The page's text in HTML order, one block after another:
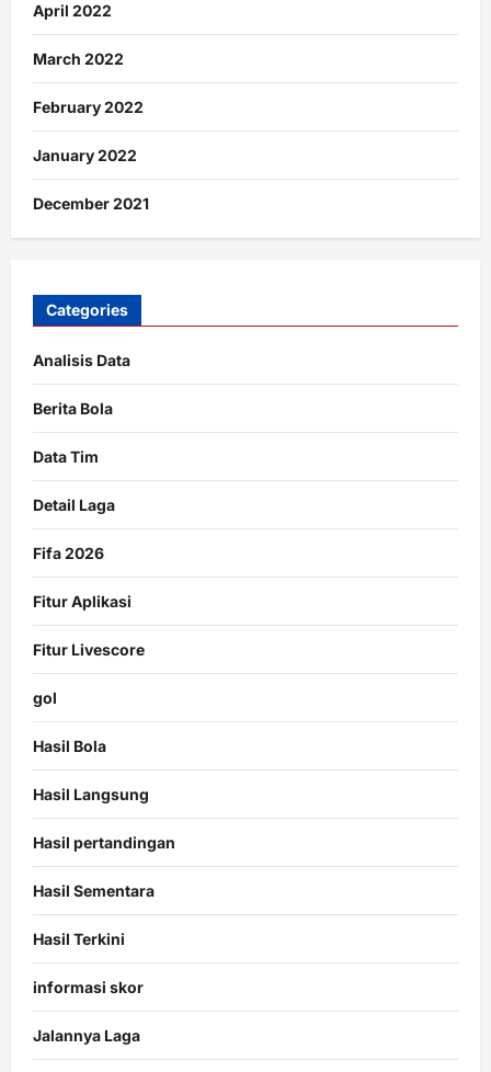
April 2022
March 2022
February 2022
January 2022
December 2021
Categories
Analisis Data
Berita Bola
Data Tim
Detail Laga
Fifa 2026
Fitur Aplikasi
Fitur Livescore
gol
Hasil Bola
Hasil Langsung
Hasil pertandingan
Hasil Sementara
Hasil Terkini
informasi skor
Jalannya Laga